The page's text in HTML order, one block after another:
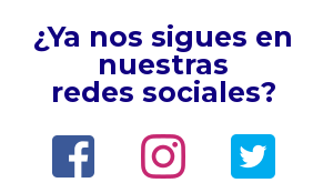
¿Ya nos sigues en
nuestras
redes sociales?